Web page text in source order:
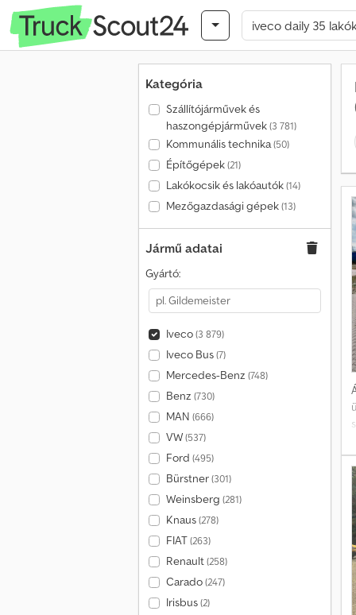
Kategória
Szállítójárművek és
haszongépjárművek(3 781)
Kommunális technika(50)
Építőgépek(21)
Lakókocsik és lakóautók(14)
Mezőgazdasági gépek(13)
Jármű adatai
Gyártó:
Iveco(3 879)
Iveco Bus(7)
Mercedes-Benz (748)
Benz (730)
MAN (666)
VW(537)
Ford (495)
Bürstner(301)
Weinsberg (281)
Knaus(278)
FIAT(263)
Renault(258)
Carado(247)
Irisbus(2)